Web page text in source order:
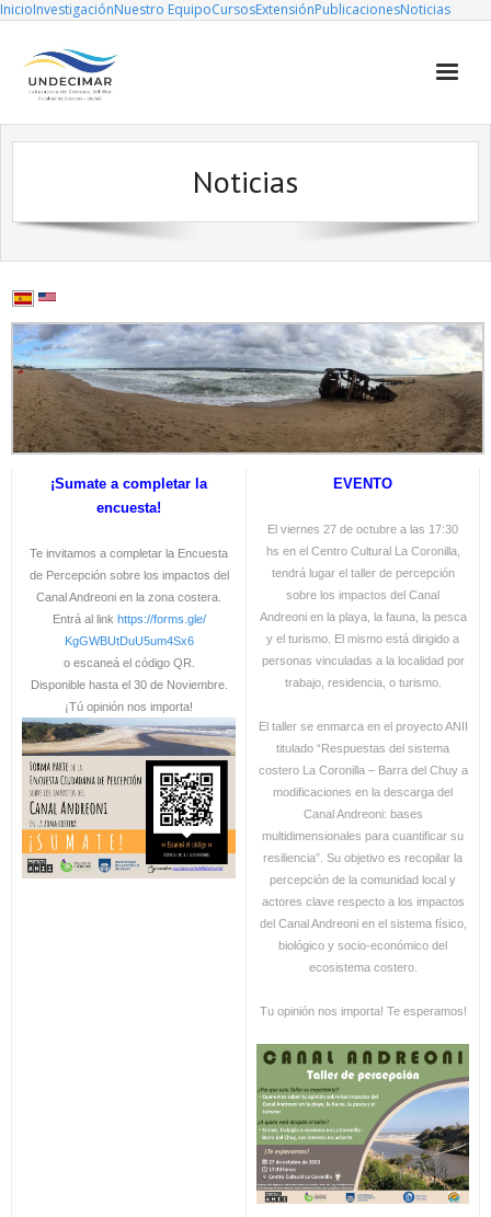
InicioInvestigaciónNuestro EquipoCursosExtensiónPublicacionesNoticias
Investigación
Cursos
Noticias
Noticias
¡Sumate a completar la
encuesta!
Te invitamos a completar la Encuesta
de Percepción sobre los impactos del
Canal Andreoni en la zona costera.
Entrá al link https://forms.gle/
KgGWBUtDuU5um4Sx6
o escaneá el código QR.
Disponible hasta el 30 de Noviembre.
¡Tú opinión nos importa!
EVENTO
El viernes 27 de octubre a las 17:30
hs en el Centro Cultural La Coronilla,
tendrá lugar el taller de percepción
sobre los impactos del Canal
Andreoni en la playa, la fauna, la pesca
y el turismo. El mismo está dirigido a
personas vinculadas a la localidad por
trabajo, residencia, o turismo.
El taller se enmarca en el proyecto ANII
titulado “Respuestas del sistema
costero La Coronilla – Barra del Chuy a
modificaciones en la descarga del
Canal Andreoni: bases
multidimensionales para cuantificar su
resiliencia”. Su objetivo es recopilar la
percepción de la comunidad local y
actores clave respecto a los impactos
del Canal Andreoni en el sistema físico,
biológico y socio-económico del
ecosistema costero.
Tu opinión nos importa! Te esperamos!